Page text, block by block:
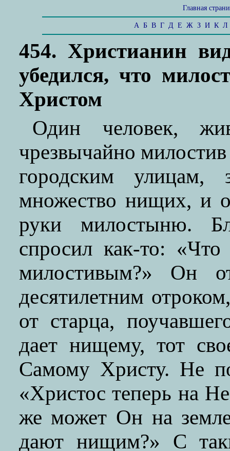
Главная
А Б В Г Д Е Ж З И К Л
454. Христианин
убедился, что
Христом
Один человек,
чрезвычайно
городским улицам,
множество нищих, и
руки милостыню.
спросил как-то: «Что
милостивым?» Он
десятилетним
от старца,
дает нищему, тот
Самому Христу. Не
«Христос теперь на
же может Он на
дают нищим?» С